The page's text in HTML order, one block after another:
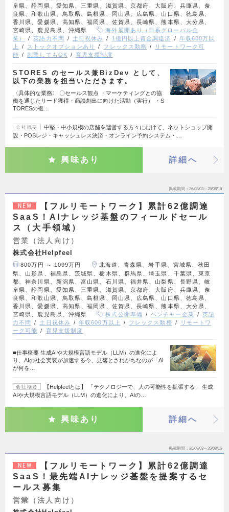
阜県、静岡県、愛知県、三重県、滋賀県、京都府、大阪府、兵庫県、奈
良県、和歌山県、鳥取県、島根県、岡山県、広島県、山口県、徳島県、
香川県、愛媛県、高知県、福岡県、佐賀県、長崎県、熊本県、大分県、
宮崎県、鹿児島県、沖縄県
海外展開あり（日系グローバル企
業）
英語力不問 土日祝休み 1億円以上資金調達済
年収600万以
上
ストックオプションあり フレックス勤務
リモートワーク可
能
副業してもOK 育児支援制度
STORES のセールス兼BizDev として、
以下の業務を担当いただきます。
〈具体的な業務〉 〇セールス観点 ・マーケティングとの協
働を通じたリード獲得・商談創出に向けた活動（実行） ・S
TORESの複…
会社概要
中堅・中小規模の店舗を運営する方々にむけて、ネットショップ開
設・POSレジ・キャッシュレス決済・オンライン予約システム・…
興味あり 詳細へ
掲載期間 26/08/03～26/08/16
NEW
【フルリモートワーク】累計62億調達
SaaS！AIナレッジ基盤のフィールドセール
ス（大手領域）
営業（法人向け）
株式会社Helpfeel
800万円 ～ 1099万円
北海道、青森県、岩手県、宮城県、秋田
県、山形県、福島県、茨城県、栃木県、群馬県、埼玉県、千葉県、東京
都、神奈川県、新潟県、富山県、石川県、福井県、山梨県、長野県、岐
阜県、静岡県、愛知県、三重県、滋賀県、京都府、大阪府、兵庫県、奈
良県、和歌山県、鳥取県、島根県、岡山県、広島県、山口県、徳島県、
香川県、愛媛県、高知県、福岡県、佐賀県、長崎県、熊本県、大分県、
宮崎県、鹿児島県、沖縄県
株式公開準備 ベンチャー企業
英語
力不問
土日祝休み 年収600万以上 フレックス勤務
リモートワ
ーク可能
育児支援制度
■仕事概要 生成AIや大規模言語モデル（LLM）の進化によ
り、AIの社会実装が加速する今、見落とされがちなのが「AI
が何を…
会社概要
【Helpfeelとは】 「テクノロジーで、人の可能性を拡張する」 生成
AIや大規模言語モデル（LLM）の進化により、AIの…
興味あり 詳細へ
掲載期間 26/08/03～26/08/16
NEW
【フルリモートワーク】累計62億調達
SaaS！最先端AIナレッジ基盤を提案するセ
ールス募集
営業（法人向け）